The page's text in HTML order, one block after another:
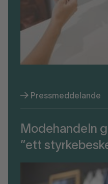
Pressmeddelande
Modehandeln
”ett